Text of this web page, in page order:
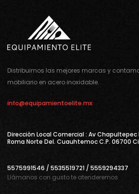
Distribuimos las mejores marcas y
mobiliario en acero inoxidable.
info@equipamientoelite.mx
Direcciòn Local Comercial : Av Chapultepec
Roma Norte Del. Cuauhtemoc C.P. 06700
5575991546 / 5535519721 / 5559294337
Llámanos con gusto te atenderemos